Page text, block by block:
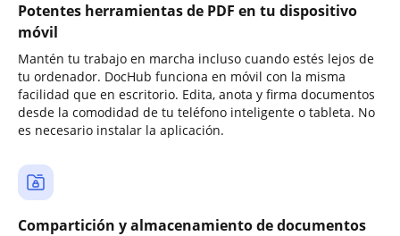
Potentes herramientas de PDF en tu dispositivo
móvil
Mantén tu trabajo en marcha incluso cuando estés lejos de
tu ordenador. DocHub funciona en móvil con la misma
facilidad que en escritorio. Edita, anota y firma documentos
desde la comodidad de tu teléfono inteligente o tableta. No
es necesario instalar la aplicación.
Compartición y almacenamiento de documentos